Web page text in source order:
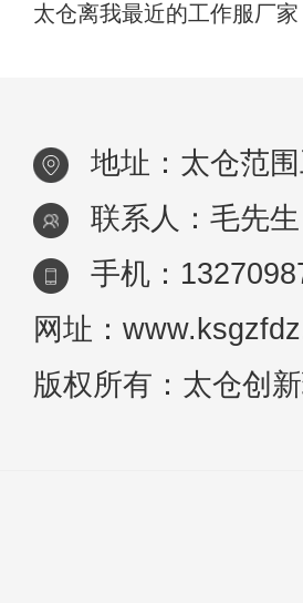
太仓离我最近的工作服厂家
地址：太仓范
联系人：毛先生
手机：
网址：
版权所有：太仓创